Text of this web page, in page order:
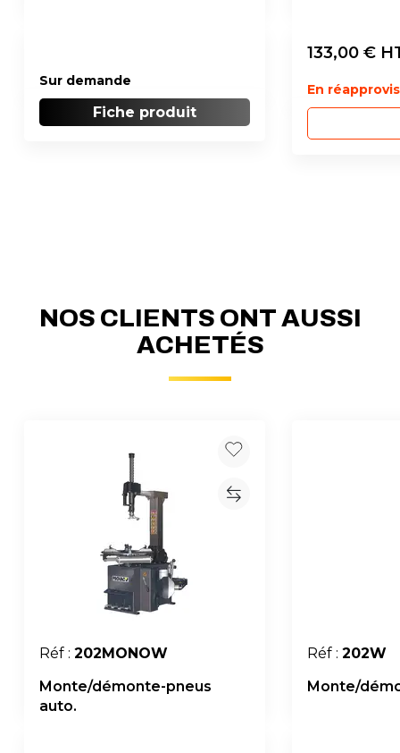
Sur demande
Fiche produit
133,00 €
En
NOS CLIENTS ONT AUSSI
ACHETÉS
Réf : 202MONOW
Monte/démonte-pneus
auto.
Réf : 202W
Monte/